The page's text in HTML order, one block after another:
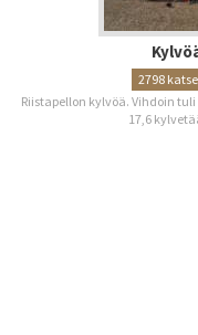
2798
Riistapellon kylvöä. Vihdoin
17,6